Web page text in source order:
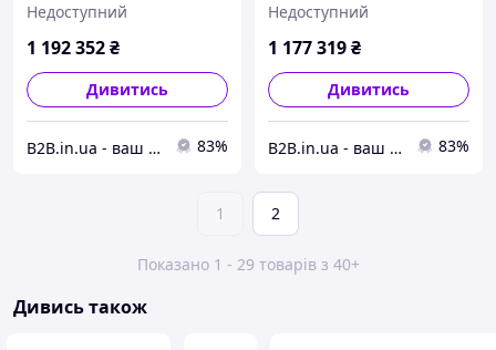
Недоступний
1 192 352₴
Дивитись
B2B.in.ua - ваш надійний партнер 83%
Недоступний
1 177 319₴
Дивитись
B2B.in.ua - ваш надійний партнер 83%
1 2
Показано 1 - 29 товарів з 40+
Дивись також